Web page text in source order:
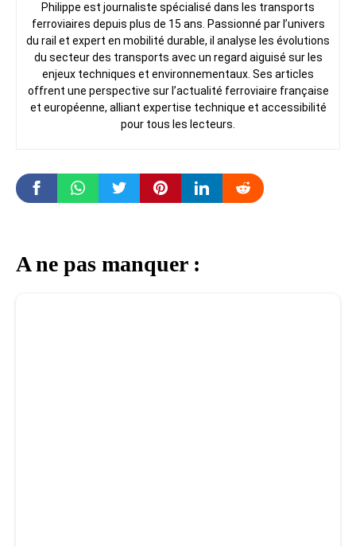
Philippe est journaliste spécialisé dans les transports
ferroviaires depuis plus de 15 ans. Passionné par l’univers
du rail et expert en mobilité durable, il analyse les évolutions
du secteur des transports avec un regard aiguisé sur les
enjeux techniques et environnementaux. Ses articles
offrent une perspective sur l’actualité ferroviaire française
et européenne, alliant expertise technique et accessibilité
pour tous les lecteurs.
A ne pas manquer :